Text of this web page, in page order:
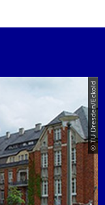
© TU Dresden/Eckold